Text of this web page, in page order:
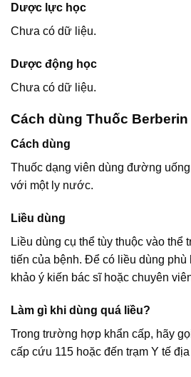
Dược lực học
Chưa có dữ liệu.
Dược động học
Chưa có dữ liệu.
Cách dùng Thuốc Berberin
Cách dùng
Thuốc dạng viên dùng đường
với một ly nước.
Liều dùng
Liều dùng cụ thể tùy thuộc vào thể
tiến của bệnh. Để có liều dùng phù
khảo ý kiến bác sĩ hoặc chuyên
Làm gì khi dùng quá liều?
Trong trường hợp khẩn cấp, hãy
cấp cứu 115 hoặc đến trạm Y tế